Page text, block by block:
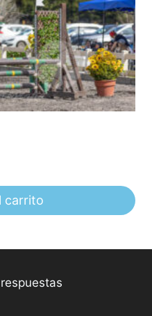
carrito